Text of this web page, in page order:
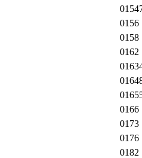
0156
0158
0162
0166
0173
0176
0182